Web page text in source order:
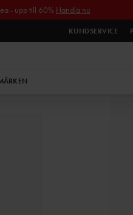
- upp till 60% Handla nu
KUNDSERVICE